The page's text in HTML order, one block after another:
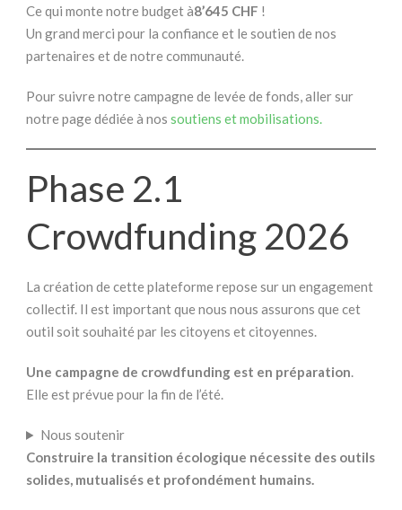
Ce qui monte notre budget à8’645 CHF !
Un grand merci pour la confiance et le soutien de nos
partenaires et de notre communauté.
Pour suivre notre campagne de levée de fonds, aller sur
notre page dédiée à nos soutiens et mobilisations.
Phase 2.1
Crowdfunding 2026
La création de cette plateforme repose sur un engagement
collectif. Il est important que nous nous assurons que cet
outil soit souhaité par les citoyens et citoyennes.
Une campagne de crowdfunding est en préparation.
Elle est prévue pour la fin de l’été.
Nous soutenir
Construire la transition écologique nécessite des outils
solides, mutualisés et profondément humains.